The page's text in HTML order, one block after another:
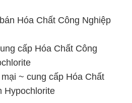
Hóa Chất Công Nghiệp
cấp Hóa Chất Công
~ cung cấp Hóa Chất
Hypochlorite